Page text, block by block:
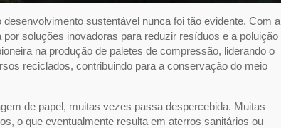
sustentável nunca foi tão evidente. Com a
soluções inovadoras para reduzir resíduos e a poluição
na produção de paletes de compressão, liderando o
reciclados, contribuindo para a conservação do meio
de papel, muitas vezes passa despercebida. Muitas
o que eventualmente resulta em aterros sanitários ou